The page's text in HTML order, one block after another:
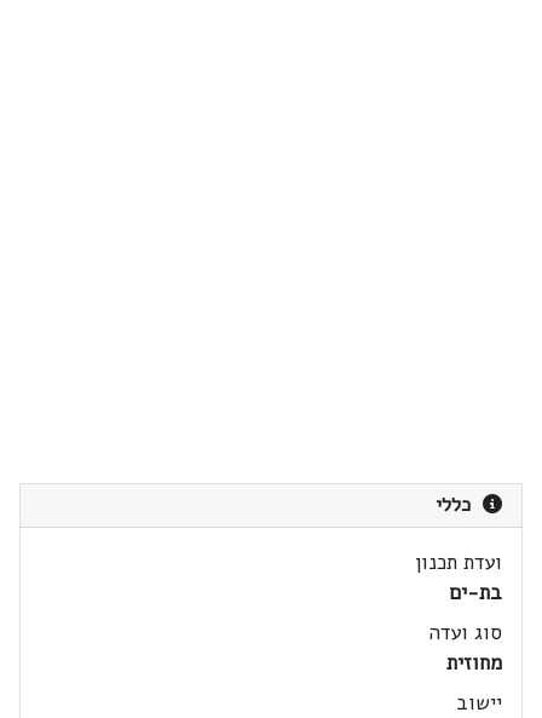
כללי
ועדת תכנון
בת-ים
סוג ועדה
מחוזית
יישוב